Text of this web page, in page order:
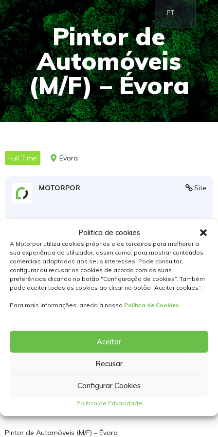
Politica de cookies
A Motorpor utiliza cookies próprios e de terceiros para melhorar a
sua experiência de utilizador, assim como, para mostrar conteúdos
comerciais adaptados aos seus interesses. Pode consultar,
configurar ou recusar os cookies de acordo com as suas
preferências clicando no botão "Configuração de cookies”. Também
pode aceitar todos os cookies ao clicar no botão “Aceitar cookies”.
Para mais informações, aceda à nossa Política de Cookies
Aceitar
Recusar
Configurar Cookies
Política de Privacidade
Pintor de
Automóveis
(M/F) – Évora
Full Time Évora
Site
MOTORPOR
O Grupo Motorpor é um grupo do sector automóvel que
representa as marcas Abarth, Alfa Romeo, Changan, Citroen,
Dacia, DS, Fiat, Jeep, MG, Opel, Peugeot, Renault, Mitsubishi,
Maxus, Mazda Motorpor Usados, Kia, Isuzu, FUSO, KGM,
Leapmotor e outras marcas como Drivalia, Drive4Move,
Eurorepar, International Car, Spoticar e Surprice.
Portugal (Lisboa, Setúbal, Elvas, Évora, Beja, Sines, Portalegre,
Palmela, Penafiel, Montijo, Almada, Faro e Portimão).
centricidade no cliente, a sustentabilidade, a integridade, o
colaboradores e parceiros.
Pintor de Automóveis (M/F) – Évora
PT